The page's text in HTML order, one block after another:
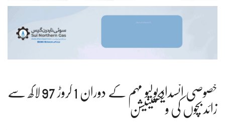
خصوصی انسدادِ پولیو مہم کے دوران 1 کروڑ 97 لاکھ سے
زائد بچوں کی ویکسینیشن